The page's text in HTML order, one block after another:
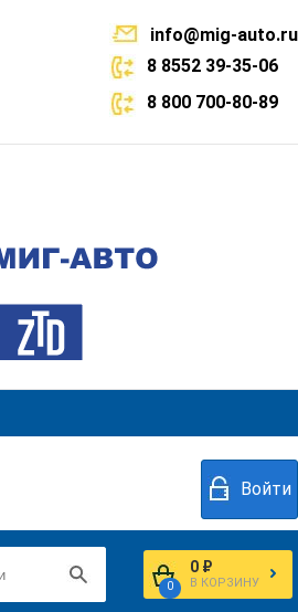
info@mig-auto.ru
8 8552 39-35-06
8 800 700-80-89
Войти
0
0 ₽
В КОРЗИНУ